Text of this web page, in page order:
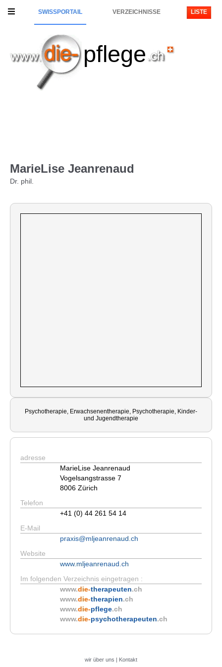
SWISSPORTAIL VERZEICHNISSE LISTE
pflege
MarieLise Jeanrenaud
Dr. phil.
Psychotherapie, Erwachsenentherapie, Psychotherapie, Kinder-
und Jugendtherapie
adresse
MarieLise Jeanrenaud
Vogelsangstrasse 7
8006 Zürich
Telefon
+41 (0) 44 261 54 14
E-Mail
praxis@mljeanrenaud.ch
Website
www.mljeanrenaud.ch
Im folgenden Verzeichnis eingetragen :
www.die-therapeuten.ch
www.die-therapien.ch
www.die-pflege.ch
www.die-psychotherapeuten.ch
wir über uns | Kontakt